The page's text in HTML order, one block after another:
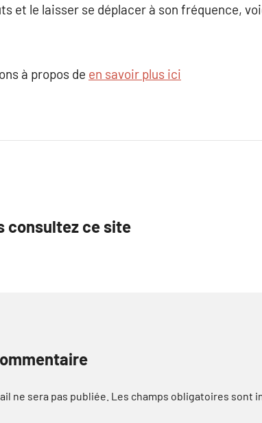
et le laisser se déplacer à son fréquence,
à propos de en savoir plus ici
consultez ce site
ne sera pas publiée. Les champs obligatoires sont